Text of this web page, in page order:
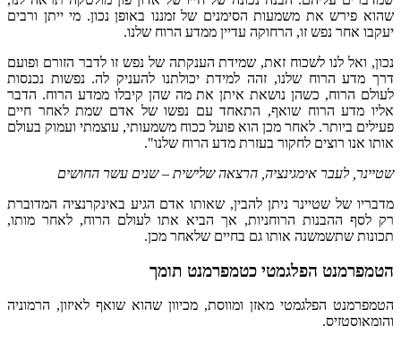
שהוא פירש את משמעות הסימנים של זמננו באופן נכון. מי ייתן ורבים
יעקבו אחר נפש זו, הרחוקה עדיין ממדע הרוח שלנו.
נכון, ואל לנו לשכוח זאת, שמידת הענקתה של נפש זו לדבר הזורם ופועם
דרך מדע הרוח שלנו, זהה למידת יכולתנו להעניק לה. נפשות נכנסות
לעולם הרוח, כשהן נושאת איתן את מה שהן קיבלו ממדע הרוח. הדבר
אליו מדע הרוח שואף, התאחד עם נפשו של אדם שמת לאחר חיים
פעילים ביותר. לאחר מכן הוא פועל ככוח משמעותי, עוצמתי ועמוק בעולם
אותו אנו רוצים לחקור בעזרת מדע הרוח שלנו".
שטיינר, לעבר אימגינציה, הרצאה שלישית – שנים עשר החושים
מדבריו של שטיינר ניתן להבין, שאותו אדם הגיע באינקרנציה המדוברת
רק לסף ההבנות הרוחניות, אך הביא אתו לעולם הרוח, לאחר מותו,
תכונות שתשמשנה אותו גם בחיים שלאחר מכן.
הטמפרמנט הפלגמטי כטמפרמנט תומך
הטמפרמנט הפלגמטי מאזן ומווסת, מכיוון שהוא שואף לאיזון, הרמוניה
והומאוסטזיס.